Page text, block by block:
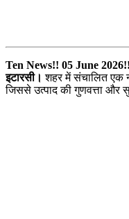
Ten News!! 05 June
इटारसी। शहर में संचालित एक
जिससे उत्पाद की गुणवत्ता और